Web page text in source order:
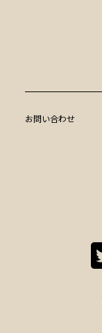
お問い合わせ